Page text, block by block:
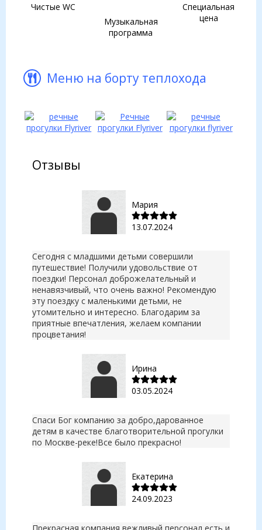
Чистые WC
Музыкальная
программа
Специальная
цена
Меню на борту теплохода
Отзывы
Мария
13.07.2024
Сегодня с младшими детьми совершили
путешествие! Получили удовольствие от
поездки! Персонал доброжелательный и
ненавязчивый, что очень важно! Рекомендую
эту поездку с маленькими детьми, не
утомительно и интересно. Благодарим за
приятные впечатления, желаем компании
процветания!
Ирина
03.05.2024
Спаси Бог компанию за добро,дарованное
детям в качестве благотворительной прогулки
по Москве-реке!Все было прекрасно!
Екатерина
24.09.2023
Прекрасная компания,вежливый персонал,есть и